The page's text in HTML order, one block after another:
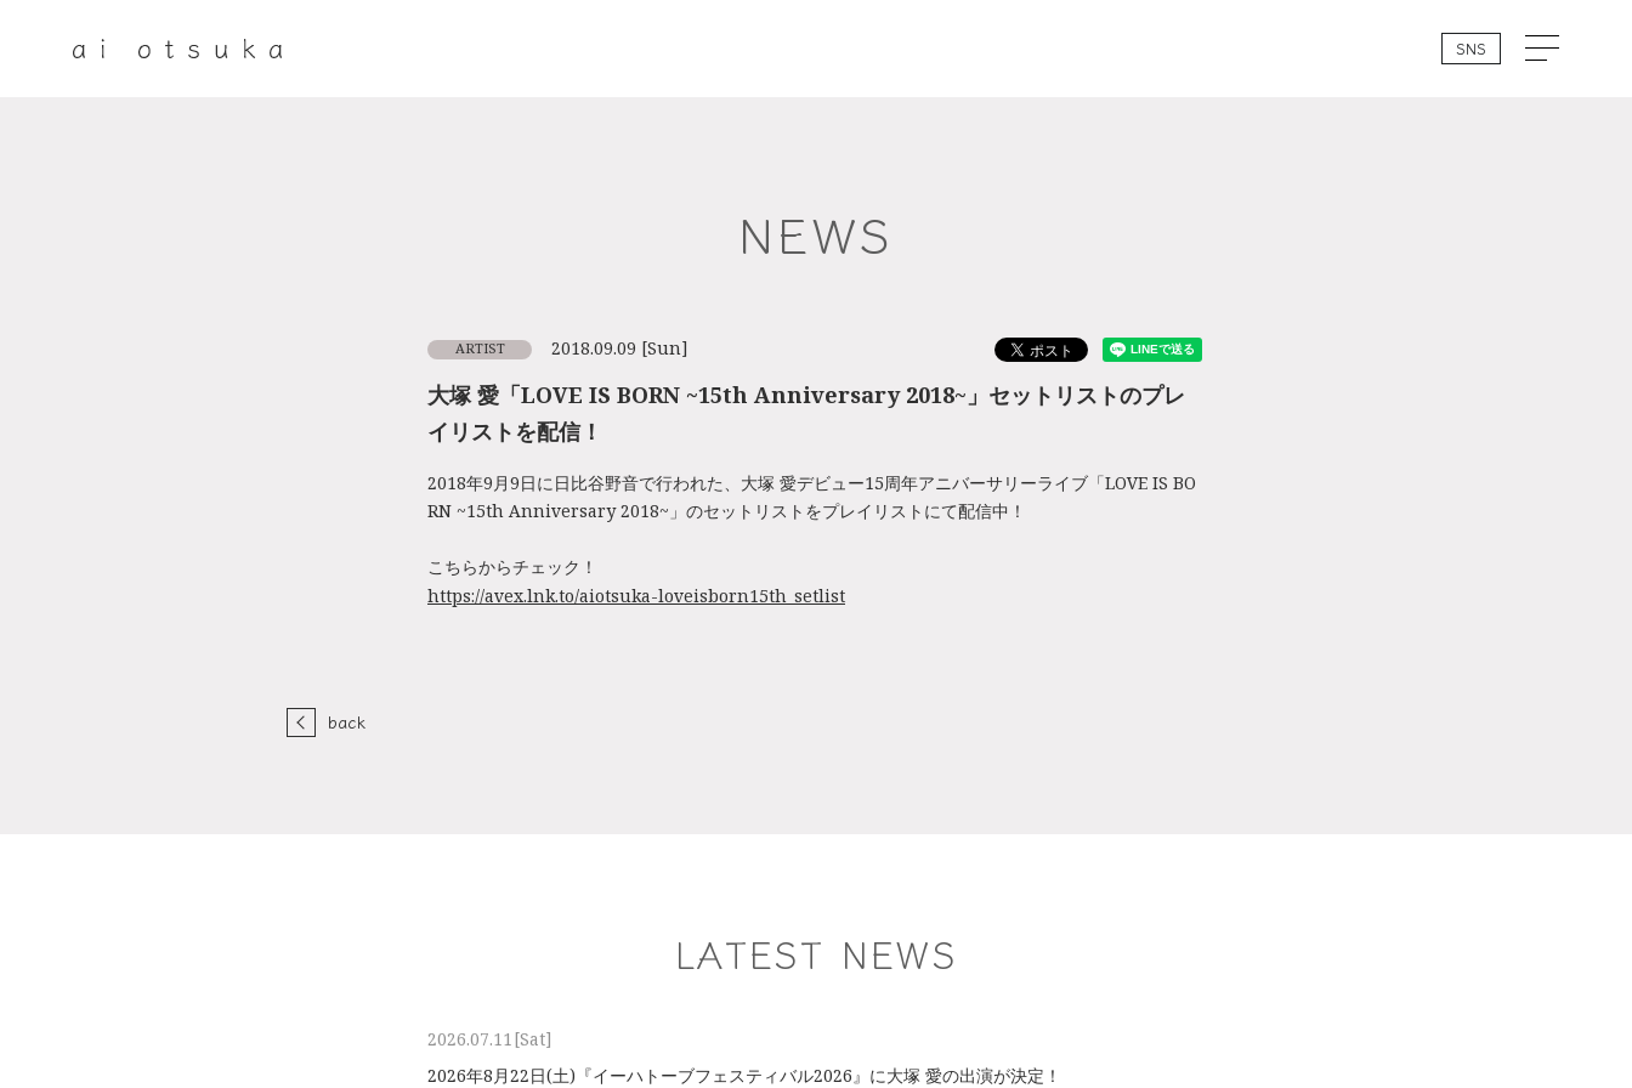
SNS
NEWS
2018.09.09 [Sun]
ARTIST
大塚 愛「LOVE IS BORN ~15th Anniversary 2018~」セットリストのプレ
イリストを配信！
2018年9月9日に日比谷野音で行われた、大塚 愛デビュー15周年アニバーサリーライブ「LOVE IS BO
RN ~15th Anniversary 2018~」のセットリストをプレイリストにて配信中！
こちらからチェック！
https://avex.lnk.to/aiotsuka-loveisborn15th_setlist
back
LATEST NEWS
2026.07.11[Sat]
2026年8⽉22⽇(土)『イーハトーブフェスティバル2026』に大塚 愛の出演が決定！